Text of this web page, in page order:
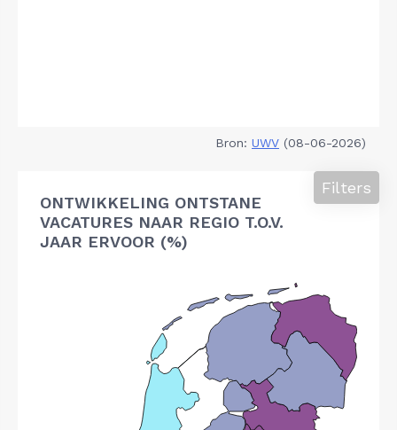
Bron: UWV (08-06-2026)
ONTWIKKELING ONTSTANE
VACATURES NAAR REGIO T.O.V.
JAAR ERVOOR (%)
Filters